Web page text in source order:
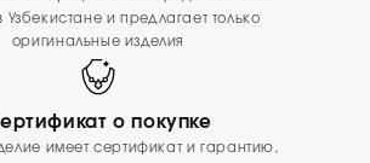
Узбекистане и предлагает только
оригинальные изделия
о покупке
имеет сертификат и гарантию,